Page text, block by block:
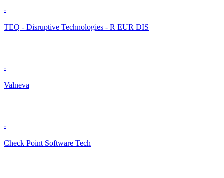
-
TEQ - Disruptive Technologies - R EUR DIS
-
Valneva
-
Check Point Software Tech